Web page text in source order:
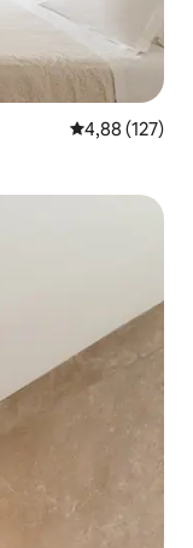
4,88 av 5 i
4,88 (127)